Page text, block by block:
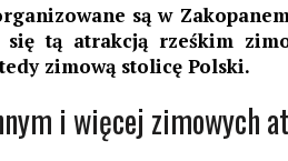
są w
się tą atrakcją rześkim
zimową stolicę Polski.
i więcej zimowych